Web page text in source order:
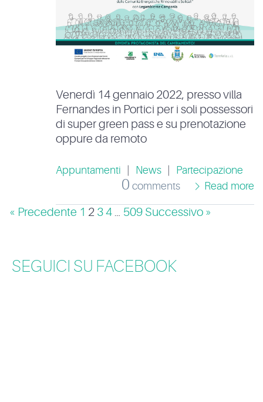
Venerdì 14 gennaio 2022, presso villa
Fernandes in Portici per i soli possessori
di super green pass e su prenotazione
oppure da remoto
Appuntamenti News Partecipazione
0 comments Read more
« Precedente 1 2 34 … 509 Successivo »
SEGUICI SU FACEBOOK